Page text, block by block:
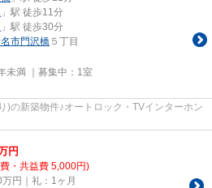
」駅 徒歩11分
」駅 徒歩30分
市門沢橋 ５丁目
未満 ｜募集中： 1室
)の新築物件♪オートロック・TVインターホン
円
・共益費 5,000円)
万円｜礼：1ヶ月